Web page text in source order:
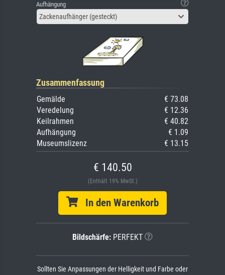
Aufhängung
Zackenaufhänger (gesteckt)
Zusammenfassung
Gemälde
€ 73.08
Veredelung
€ 12.36
Keilrahmen
€ 40.82
Aufhängung
€ 1.09
Museumslizenz
€ 13.15
€ 140.50
(Enthält 19% MwSt.)
In den Warenkorb
Bildschärfe: PERFEKT
Sollten Sie Anpassungen der Helligkeit und Farbe oder